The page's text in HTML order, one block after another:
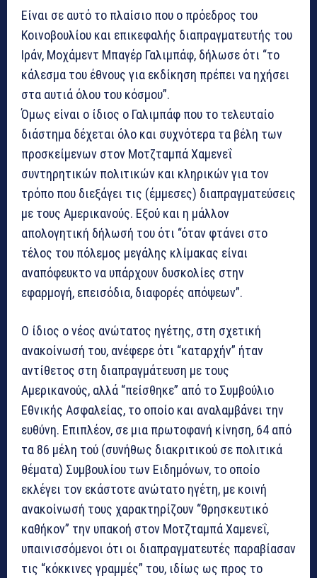
Είναι σε αυτό το πλαίσιο που ο πρόεδρος του
Κοινοβουλίου και επικεφαλής διαπραγματευτής του
Ιράν, Μοχάμεντ Μπαγέρ Γαλιμπάφ, δήλωσε ότι “το
κάλεσμα του έθνους για εκδίκηση πρέπει να ηχήσει
στα αυτιά όλου του κόσμου”.
Όμως είναι ο ίδιος ο Γαλιμπάφ που το τελευταίο
διάστημα δέχεται όλο και συχνότερα τα βέλη των
προσκείμενων στον Μοτζταμπά Χαμενεΐ
συντηρητικών πολιτικών και κληρικών για τον
τρόπο που διεξάγει τις (έμμεσες) διαπραγματεύσεις
με τους Αμερικανούς. Εξού και η μάλλον
απολογητική δήλωσή του ότι “όταν φτάνει στο
τέλος του πόλεμος μεγάλης κλίμακας είναι
αναπόφευκτο να υπάρχουν δυσκολίες στην
εφαρμογή, επεισόδια, διαφορές απόψεων”.
Ο ίδιος ο νέος ανώτατος ηγέτης, στη σχετική
ανακοίνωσή του, ανέφερε ότι “καταρχήν” ήταν
αντίθετος στη διαπραγμάτευση με τους
Αμερικανούς, αλλά “πείσθηκε” από το Συμβούλιο
Εθνικής Ασφαλείας, το οποίο και αναλαμβάνει την
ευθύνη. Επιπλέον, σε μια πρωτοφανή κίνηση, 64 από
τα 86 μέλη τού (συνήθως διακριτικού σε πολιτικά
θέματα) Συμβουλίου των Ειδημόνων, το οποίο
εκλέγει τον εκάστοτε ανώτατο ηγέτη, με κοινή
ανακοίνωσή τους χαρακτηρίζουν “θρησκευτικό
καθήκον” την υπακοή στον Μοτζταμπά Χαμενεΐ,
υπαινισσόμενοι ότι οι διαπραγματευτές παραβίασαν
τις “κόκκινες γραμμές” του, ιδίως ως προς το